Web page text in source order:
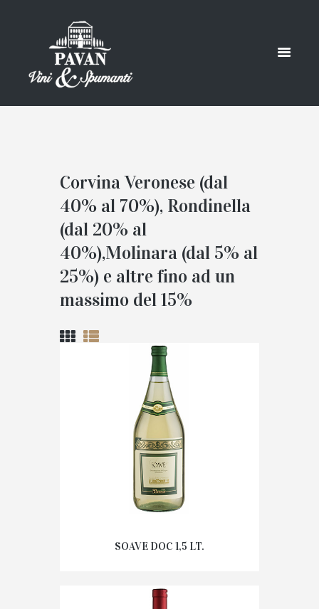
Corvina Veronese (dal
40% al 70%), Rondinella
(dal 20% al
40%),Molinara (dal 5% al
25%) e altre fino ad un
massimo del 15%
SOAVE DOC 1,5 LT.